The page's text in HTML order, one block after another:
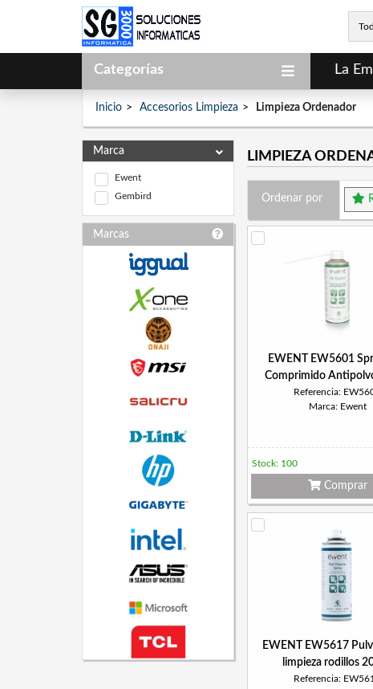
Categorías La
Inicio Accesorios Limpieza Limpieza Ordenador
Marca
Ewent
Gembird
Marcas
LIMPIEZA
Ordenar por
EWENT EW5601
Comprimido
Referencia:
Marca: Ewent
Stock: 100
Comprar
EWENT EW5617
limpieza rodillos
Referencia: